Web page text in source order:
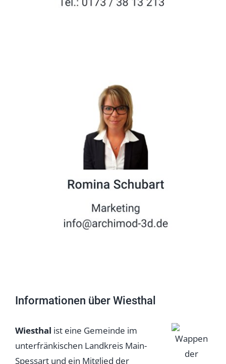
Informationen über Wiesthal
Wiesthal ist eine Gemeinde im
unterfränkischen Landkreis Main-
Spessart und ein Mitglied der